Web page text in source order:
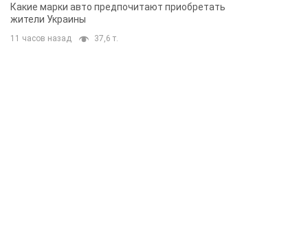
Какие марки авто предпочитают приобретать
жители Украины
11 часов назад 37,6 т.